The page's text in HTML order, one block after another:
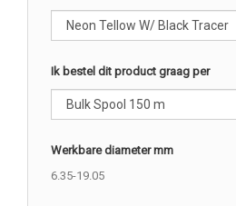
Ik bestel dit product graag per
Werkbare diameter mm
6.35-19.05